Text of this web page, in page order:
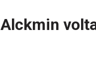
Alckmin